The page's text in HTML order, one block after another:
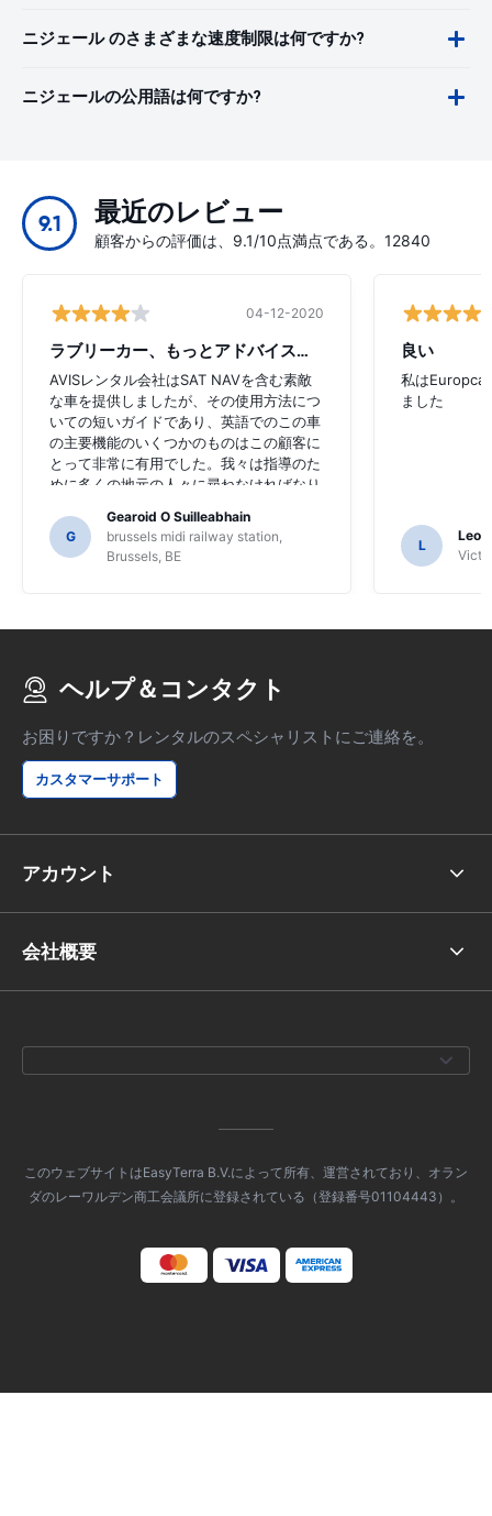
ニジェール のさまざまな速度制限は何ですか?
ニジェールの公用語は何ですか?
9.1 最近のレビュー
顧客からの評価は、9.1/10点満点である。12840
04-12-2020
ラブリーカー、もっとアドバイスが必要
AVISレンタル会社はSAT NAVを含む素敵
な車を提供しましたが、その使用方法につ
いての短いガイドであり、英語でのこの車
の主要機能のいくつかのものはこの顧客に
とって非常に有用でした。我々は指導のた
めに多くの地元の人々に尋ねなければなり
の機能を理解していないかも知れないかも
しれません。
G
Gearoid O Suilleabhain
brussels midi railway station,
Brussels, BE
良い
私は
ました
L
ヘルプ＆コンタクト
お困りですか？レンタルのスペシャリストにご連絡を。
カスタマーサポート
アカウント
会社概要
このウェブサイトはEasyTerra B.V.によって所有、運営されており、オラン
ダのレーワルデン商工会議所に登録されている（登録番号01104443）。